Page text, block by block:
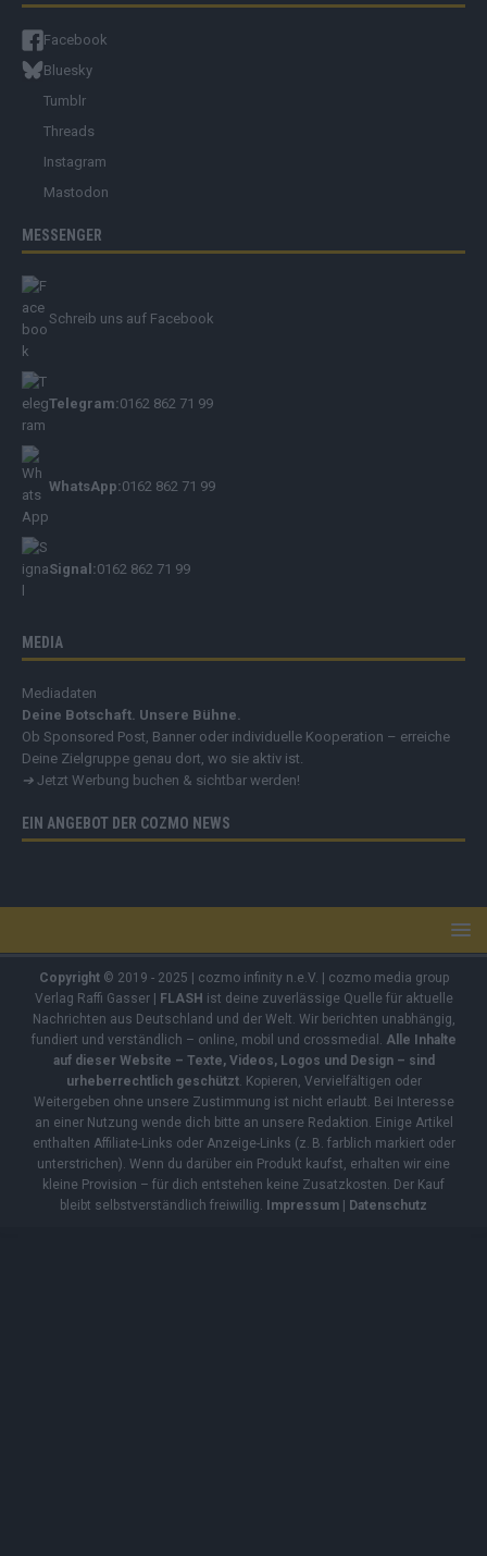
Facebook
Bluesky
Tumblr
Threads
Instagram
Mastodon
MESSENGER
Schreib uns auf Facebook
Telegram:0162 862 71 99
WhatsApp:0162 862 71 99
Signal:0162 862 71 99
MEDIA
Mediadaten
Deine Botschaft. Unsere Bühne.
Ob Sponsored Post, Banner oder individuelle Kooperation – erreiche
Deine Zielgruppe genau dort, wo sie aktiv ist.
➔ Jetzt Werbung buchen & sichtbar werden!
EIN ANGEBOT DER COZMO NEWS
Copyright© 2019 - 2025 | cozmo infinity n.e.V. | cozmo media group
Verlag Raffi Gasser |
FLASH ist deine zuverlässige Quelle für aktuelle
Nachrichten aus Deutschland und der Welt. Wir berichten unabhängig,
fundiert und verständlich – online, mobil und crossmedial. Alle Inhalte
auf dieser Website – Texte, Videos, Logos und Design – sind
urheberrechtlich geschützt. Kopieren, Vervielfältigen oder
Weitergeben ohne unsere Zustimmung ist nicht erlaubt. Bei Interesse
an einer Nutzung wende dich bitte an unsere Redaktion. Einige Artikel
enthalten Affiliate-Links oder Anzeige-Links (z. B. farblich markiert oder
unterstrichen). Wenn du darüber ein Produkt kaufst, erhalten wir eine
kleine Provision – für dich entstehen keine Zusatzkosten. Der Kauf
bleibt selbstverständlich freiwillig.
Impressum Datenschutz